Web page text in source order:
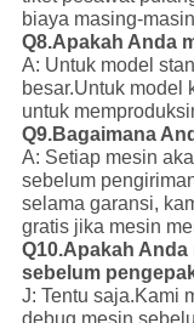
biaya masing-
Q8.Apakah Anda
A: Untuk model
besar.Untuk model
untuk
Q9.Bagaimana
A: Setiap mesin
sebelum
selama garansi,
gratis jika mesin
Q10.Apakah
sebelum
J: Tentu saja.Kami